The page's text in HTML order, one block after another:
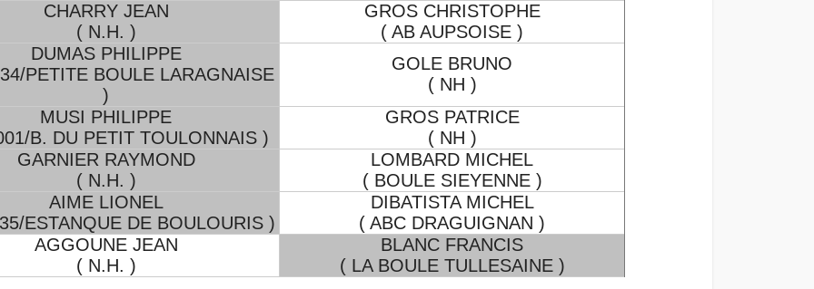
CHARRY JEAN
( N.H. )
GROS CHRISTOPHE
( AB AUPSOISE )
DUMAS PHILIPPE
PETITE BOULE LARAGNAISE
)
GOLE BRUNO
( NH )
MUSI PHILIPPE
B. DU PETIT TOULONNAIS )
GROS PATRICE
( NH )
GARNIER RAYMOND
( N.H. )
LOMBARD MICHEL
( BOULE SIEYENNE )
AIME LIONEL
ESTANQUE DE BOULOURIS )
DIBATISTA MICHEL
( ABC DRAGUIGNAN )
AGGOUNE JEAN
( N.H. )
BLANC FRANCIS
( LA BOULE TULLESAINE )